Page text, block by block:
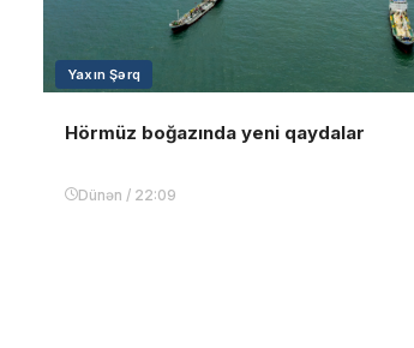
Yaxın Şərq
Hörmüz boğazında yeni qaydalar
Dünən / 22:09